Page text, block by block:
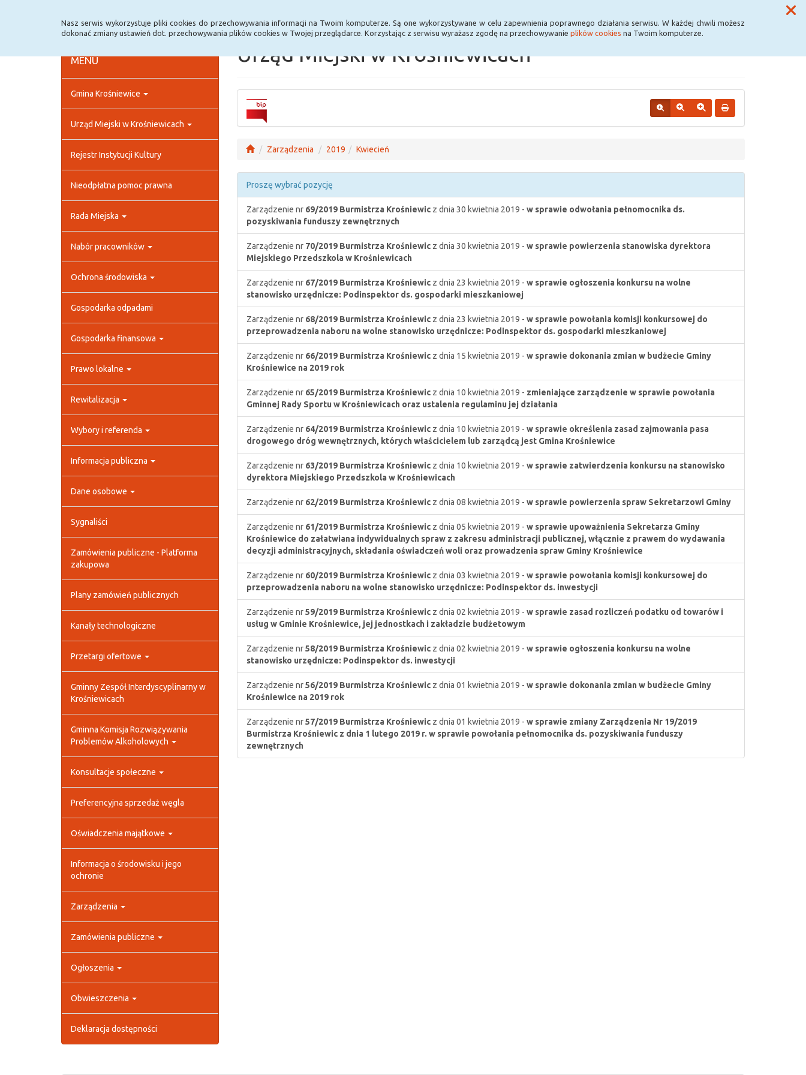
Nasz serwis wykorzystuje pliki cookies do przechowywania informacji na Twoim komputerze. Są one wykorzystywane w celu zapewnienia poprawnego działania serwisu. W każdej chwili możesz
dokonać zmiany ustawień dot. przechowywania plików cookies w Twojej przeglądarce. Korzystając z serwisu wyrażasz zgodę na przechowywanie plików cookies na Twoim komputerze.
MENU
Gmina Krośniewice
Urząd Miejski w Krośniewicach
Rejestr Instytucji Kultury
Nieodpłatna pomoc prawna
Rada Miejska
Nabór pracowników
Ochrona środowiska
Gospodarka odpadami
Gospodarka finansowa
Prawo lokalne
Rewitalizacja
Wybory i referenda
Informacja publiczna
Dane osobowe
Sygnaliści
Zamówienia publiczne - Platforma
zakupowa
Plany zamówień publicznych
Kanały technologiczne
Przetargi ofertowe
Gminny Zespół Interdyscyplinarny w
Krośniewicach
Gminna Komisja Rozwiązywania
Problemów Alkoholowych
Konsultacje społeczne
Preferencyjna sprzedaż węgla
Oświadczenia majątkowe
Informacja o środowisku i jego
ochronie
Zarządzenia
Zamówienia publiczne
Ogłoszenia
Obwieszczenia
Deklaracja dostępności
Urząd Miejski w Krośniewicach
Zarządzenia 2019 Kwiecień
Proszę wybrać pozycję
Zarządzenie nr 69/2019 Burmistrza Krośniewicz dnia 30 kwietnia 2019 - w sprawie odwołania pełnomocnika ds.
pozyskiwania funduszy zewnętrznych
Zarządzenie nr 70/2019 Burmistrza Krośniewicz dnia 30 kwietnia 2019 - w sprawie powierzenia stanowiska dyrektora
Miejskiego Przedszkola w Krośniewicach
Zarządzenie nr 67/2019 Burmistrza Krośniewicz dnia 23 kwietnia 2019 - w sprawie ogłoszenia konkursu na wolne
stanowisko urzędnicze: Podinspektor ds. gospodarki mieszkaniowej
Zarządzenie nr 68/2019 Burmistrza Krośniewicz dnia 23 kwietnia 2019 - w sprawie powołania komisji konkursowej do
przeprowadzenia naboru na wolne stanowisko urzędnicze: Podinspektor ds. gospodarki mieszkaniowej
Zarządzenie nr 66/2019 Burmistrza Krośniewicz dnia 15 kwietnia 2019 - w sprawie dokonania zmian w budżecie Gminy
Krośniewice na 2019 rok
Zarządzenie nr 65/2019 Burmistrza Krośniewicz dnia 10 kwietnia 2019 - zmieniające zarządzenie w sprawie powołania
Gminnej Rady Sportu w Krośniewicach oraz ustalenia regulaminu jej działania
Zarządzenie nr 64/2019 Burmistrza Krośniewicz dnia 10 kwietnia 2019 - w sprawie określenia zasad zajmowania pasa
drogowego dróg wewnętrznych, których właścicielem lub zarządcą jest Gmina Krośniewice
Zarządzenie nr 63/2019 Burmistrza Krośniewicz dnia 10 kwietnia 2019 - w sprawie zatwierdzenia konkursu na stanowisko
dyrektora Miejskiego Przedszkola w Krośniewicach
Zarządzenie nr 62/2019 Burmistrza Krośniewicz dnia 08 kwietnia 2019 - w sprawie powierzenia spraw Sekretarzowi Gminy
Zarządzenie nr 61/2019 Burmistrza Krośniewicz dnia 05 kwietnia 2019 - w sprawie upoważnienia Sekretarza Gminy
Krośniewice do załatwiana indywidualnych spraw z zakresu administracji publicznej, włącznie z prawem do wydawania
decyzji administracyjnych, składania oświadczeń woli oraz prowadzenia spraw Gminy Krośniewice
Zarządzenie nr 60/2019 Burmistrza Krośniewicz dnia 03 kwietnia 2019 - w sprawie powołania komisji konkursowej do
przeprowadzenia naboru na wolne stanowisko urzędnicze: Podinspektor ds. inwestycji
Zarządzenie nr59/2019 Burmistrza Krośniewicz dnia 02 kwietnia 2019 - w sprawie zasad rozliczeń podatku od towarów i
usług w Gminie Krośniewice, jej jednostkach i zakładzie budżetowym
Zarządzenie nr58/2019 Burmistrza Krośniewicz dnia 02 kwietnia 2019 - w sprawie ogłoszenia konkursu na wolne
stanowisko urzędnicze: Podinspektor ds. inwestycji
Zarządzenie nr56/2019 Burmistrza Krośniewicz dnia 01 kwietnia 2019 - w sprawie dokonania zmian w budżecie Gminy
Krośniewice na 2019 rok
Zarządzenie nr57/2019 Burmistrza Krośniewicz dnia 01 kwietnia 2019 - w sprawie zmiany Zarządzenia Nr 19/2019
Burmistrza Krośniewic z dnia 1 lutego 2019 r. w sprawie powołania pełnomocnika ds. pozyskiwania funduszy
zewnętrznych